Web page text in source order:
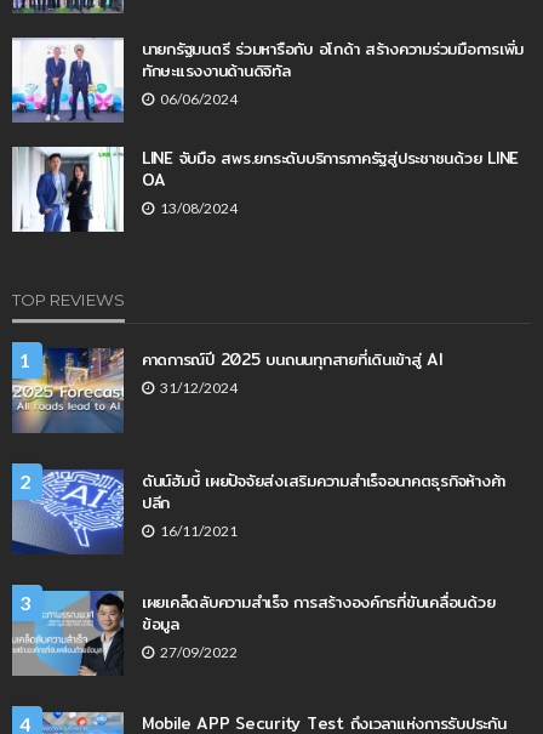
นายกรัฐมนตรี ร่วมหารือกับ อโกด้า สร้างความร่วมมือการเพิ่ม
ทักษะแรงงานด้านดิจิทัล
06/06/2024
LINE จับมือ สพร.ยกระดับบริการภาครัฐสู่ประชาชนด้วย LINE
OA
13/08/2024
TOP REVIEWS
1 คาดการณ์ปี 2025 บนถนนทุกสายที่เดินเข้าสู่ AI
31/12/2024
2
ดันน์ฮัมบี้ เผยปัจจัยส่งเสริมความสำเร็จอนาคตธุรกิจห้างค้า
ปลีก
16/11/2021
3
เผยเคล็ดลับความสำเร็จ การสร้างองค์กรที่ขับเคลื่อนด้วย
ข้อมูล
27/09/2022
4
Mobile APP Security Test ถึงเวลาแห่งการรับประกัน